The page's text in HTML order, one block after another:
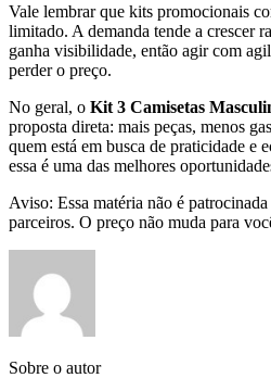
Vale lembrar que kits promocionais
limitado. A demanda tende a crescer
ganha visibilidade, então agir com
perder o preço.
No geral, o Kit 3 Camisetas
proposta direta: mais peças, menos
quem está em busca de praticidade e
essa é uma das melhores
Aviso: Essa matéria não é
parceiros. O preço não muda para
Sobre o autor